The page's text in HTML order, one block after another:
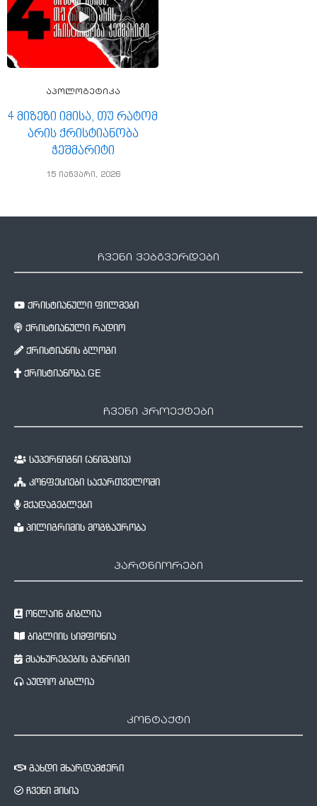
აპოლოგეტიკა
4 მიზეზი იმისა, თუ რატომ
არის ქრისტიანობა
ჭეშმარიტი
15 იანვარი, 2026
ჩვენი ვებგვერდები
ქრისტიანული ფილმები
ქრისტიანული რადიო
ქრისტიანის ბლოგი
ქრისტიანობა.GE
ჩვენი პროექტები
სუპერწიგნი (ანიმაცია)
კონფესიები საქართველოში
მქადაგებლები
პილიგრიმის მოგზაურობა
პარტნიორები
ონლაინ ბიბლია
ბიბლიის სიმფონია
მსახურებების განრიგი
აუდიო ბიბლია
კონტაქტი
გახდი მხარდამჭერი
ჩვენი მისია